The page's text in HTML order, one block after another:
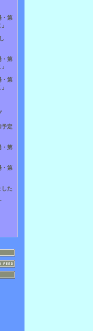
・第
・第
・第
予定
・第
・第
した